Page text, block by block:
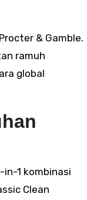
& Gamble.
ramuh
global
1 kombinasi
Clean